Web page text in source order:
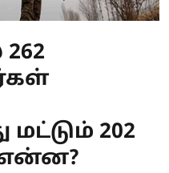
202